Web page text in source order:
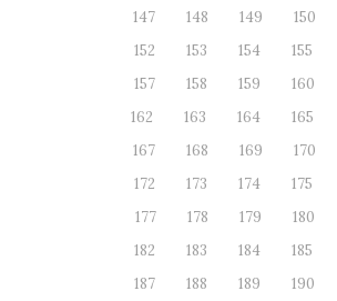
147
148 149 150
152
153 154 155
157
158 159 160
162
163 164 165
167
168 169 170
172
173 174 175
177
178 179 180
182
183 184 185
187
188 189 190